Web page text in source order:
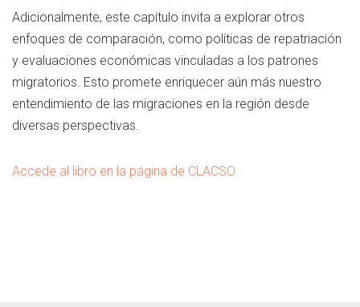
Adicionalmente, este capítulo invita a explorar otros
enfoques de comparación, como políticas de repatriación
y evaluaciones económicas vinculadas a los patrones
migratorios. Esto promete enriquecer aún más nuestro
entendimiento de las migraciones en la región desde
diversas perspectivas.
Accede al libro en la página de CLACSO